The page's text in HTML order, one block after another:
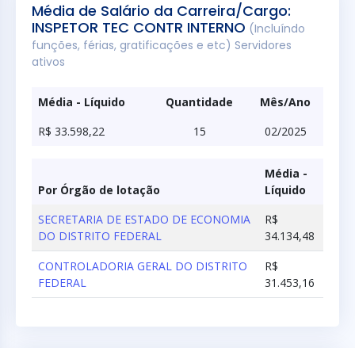
Média de Salário da Carreira/Cargo:
INSPETOR TEC CONTR INTERNO (Incluíndo
funções, férias, gratificações e etc) Servidores
ativos
Média - Líquido Quantidade
Mês/Ano
R$ 33.598,22
15 02/2025
Por Órgão de lotação
Média -
Líquido
SECRETARIA DE ESTADO DE ECONOMIA
DO DISTRITO FEDERAL
R$
34.134,48
CONTROLADORIA GERAL DO DISTRITO
FEDERAL
R$
31.453,16